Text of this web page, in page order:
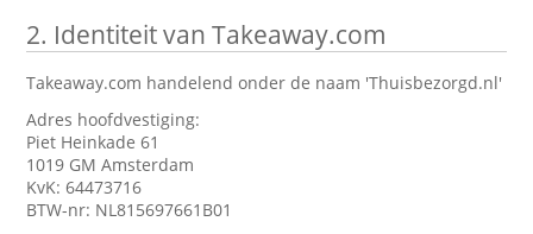
2. Identiteit van Takeaway.com
Takeaway.com handelend onder de naam 'Thuisbezorgd.nl'
Adres hoofdvestiging:
Piet Heinkade 61
1019 GM Amsterdam
KvK: 64473716
BTW-nr: NL815697661B01